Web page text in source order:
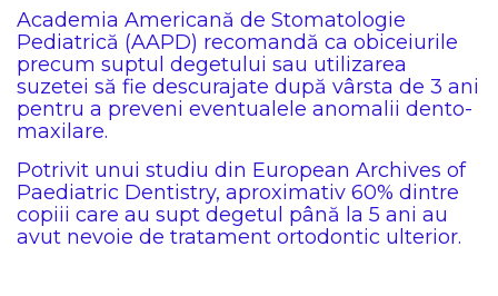
Academia Americană de Stomatologie
Pediatrică (AAPD) recomandă ca obiceiurile
precum suptul degetului sau utilizarea
suzetei să fie descurajate după vârsta de 3 ani
pentru a preveni eventualele anomalii dento-
maxilare.
Potrivit unui studiu din European Archives of
Paediatric Dentistry, aproximativ 60% dintre
copiii care au supt degetul până la 5 ani au
avut nevoie de tratament ortodontic ulterior.